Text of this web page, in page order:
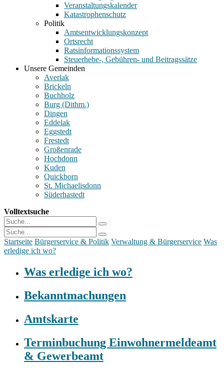
Veranstaltungskalender
Katastrophenschutz
Politik
Amtsentwicklungskonzept
Ortsrecht
Ratsinformationssystem
Steuerhebe-, Gebühren- und Beitragssätze
Unsere Gemeinden
Averlak
Brickeln
Buchholz
Burg (Dithm.)
Dingen
Eddelak
Eggstedt
Frestedt
Großenrade
Hochdonn
Kuden
Quickborn
St. Michaelisdonn
Süderhastedt
Volltextsuche
Startseite Bürgerservice & Politik Verwaltung & Bürgerservice Was
erledige ich wo?
Was erledige ich wo?
Bekanntmachungen
Amtskarte
Terminbuchung Einwohnermeldeamt
& Gewerbeamt